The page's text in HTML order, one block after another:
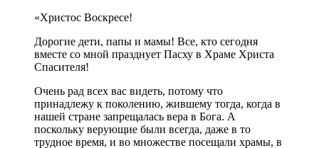
«Христос Воскресе!
Дорогие дети, папы и мамы! Все, кто сегодня
вместе со мной празднует Пасху в Храме Христа
Спасителя!
Очень рад всех вас видеть, потому что
принадлежу к поколению, жившему тогда, когда в
нашей стране запрещалась вера в Бога. А
поскольку верующие были всегда, даже в то
трудное время, и во множестве посещали храмы, в